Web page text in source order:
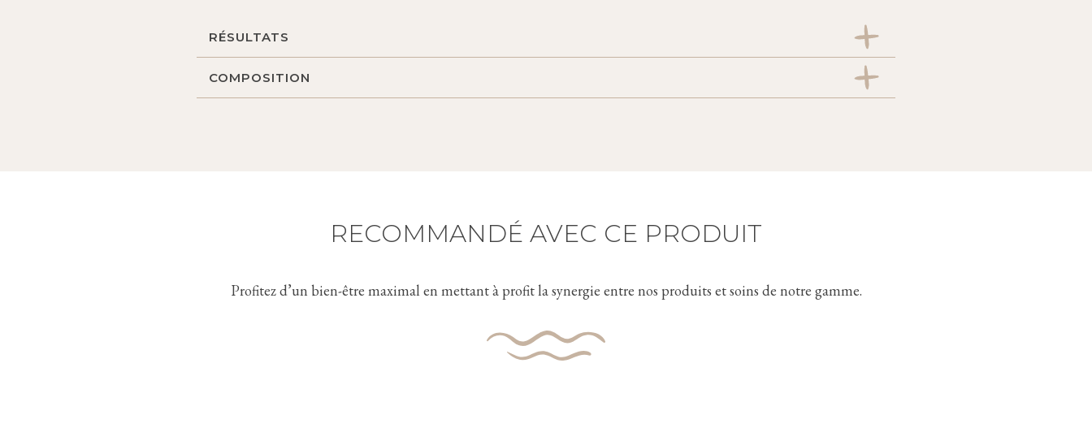
RÉSULTATS
COMPOSITION
RECOMMANDÉ AVEC CE PRODUIT
Profitez d’un bien-être maximal en mettant à profit la synergie entre nos produits et soins de notre gamme.